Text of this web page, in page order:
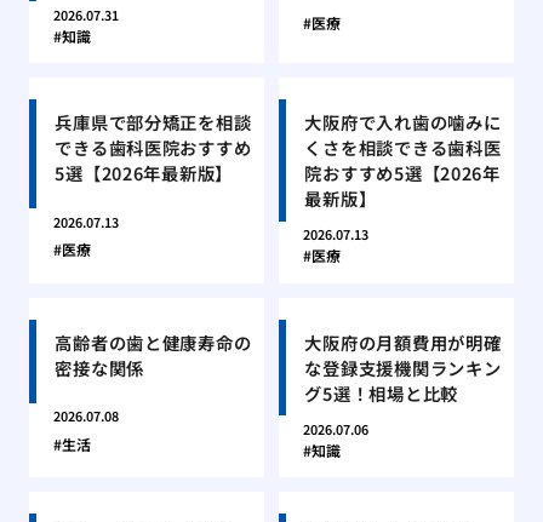
2026.07.31
知識
医療
兵庫県で部分矯正を相談
できる歯科医院おすすめ
5選【2026年最新版】
2026.07.13
医療
大阪府で入れ歯の噛みに
くさを相談できる歯科医
院おすすめ5選【2026年
最新版】
2026.07.13
医療
高齢者の歯と健康寿命の
密接な関係
2026.07.08
生活
大阪府の月額費用が明確
な登録支援機関ランキン
グ5選！相場と比較
2026.07.06
知識